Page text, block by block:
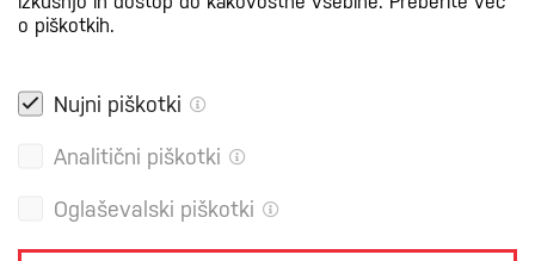
o piškotkih.
Nujni piškotki
Analitični piškotki
Oglaševalski piškotki